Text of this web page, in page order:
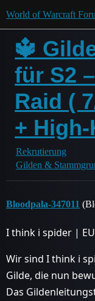
World of Warcraft
🔱
für S2
Raid (
+
Rekrutierung
Gilden &
Bloodpala-347011
I think i spider |
Wir sind I think i
Gilde, die nun
Das